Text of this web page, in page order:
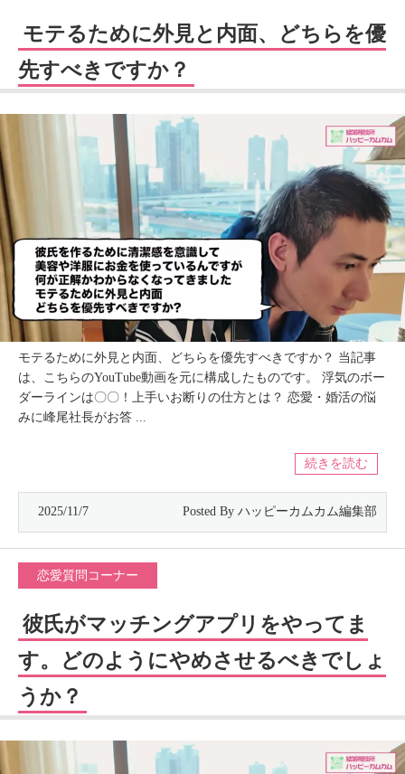
モテるために外見と内面、どちらを優
先すべきですか？
2025/11/7
モテるために外見と内面、どちらを優先すべきですか？ 当記事
は、こちらのYouTube動画を元に構成したものです。 浮気のボー
ダーラインは〇〇！上手いお断りの仕方とは？ 恋愛・婚活の悩
みに峰尾社長がお答 ...
続きを読む
恋愛質問コーナー
彼氏がマッチングアプリをやってま
す。どのようにやめさせるべきでしょ
うか？